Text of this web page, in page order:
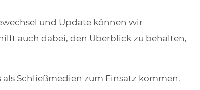
und Update können wir
auch dabei, den Überblick zu behalten,
Schließmedien zum Einsatz kommen.